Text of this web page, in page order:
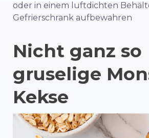
oder in einem luftdichten
Gefrierschrank aufbewahren
Nicht ganz so
gruselige
Kekse